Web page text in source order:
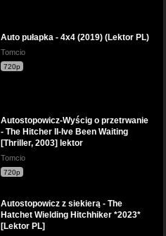
Auto pułapka - 4x4 (2019) (Lektor PL)
Tomcio
720p
Autostopowicz-Wyścig o przetrwanie
- The Hitcher II-Ive Been Waiting
[Thriller, 2003] lektor
Tomcio
720p
Autostopowicz z siekierą - The
Hatchet Wielding Hitchhiker *2023*
[Lektor PL]